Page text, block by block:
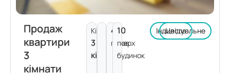
Продаж
квартири
3
кімнати
Кімнат:
3
кімнати
4
поверх
10
пов.
будинок
Індивідуальне
Цегла